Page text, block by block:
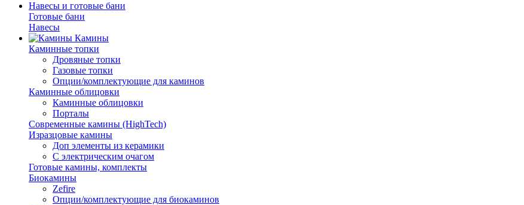
Навесы и готовые бани
Готовые бани
Навесы
Камины
Каминные топки
Дровяные топки
Газовые топки
Опции/комплектующие для каминов
Каминные облицовки
Каминные облицовки
Порталы
Современные камины (HighTech)
Изразцовые камины
Доп элементы из керамики
С электрическим очагом
Готовые камины, комплекты
Биокамины
Zefire
Опции/комплектующие для биокаминов